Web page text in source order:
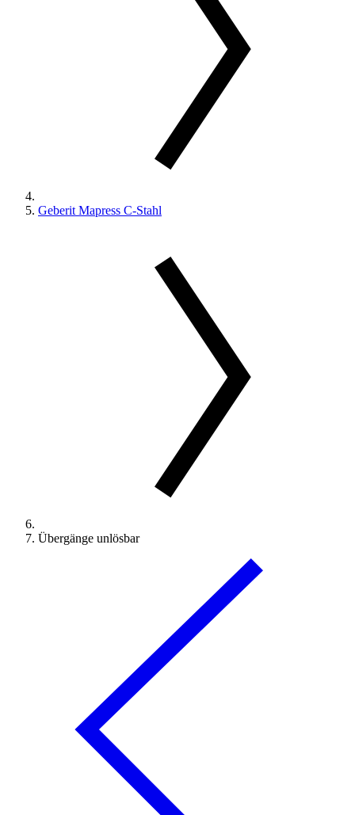
Geberit Mapress C-Stahl
Übergänge unlösbar